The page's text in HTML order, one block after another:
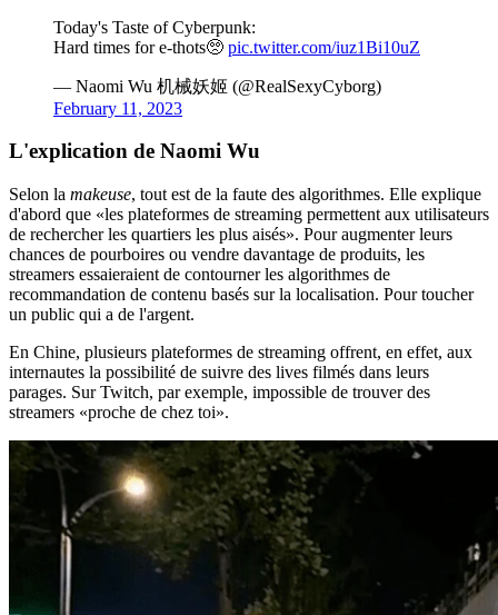
Today's Taste of Cyberpunk:
Hard times for e-thots🥺 pic.twitter.com/iuz1Bi10uZ
— Naomi Wu 机械妖姬 (@RealSexyCyborg)
February 11, 2023
L'explication de Naomi Wu
Selon la makeuse, tout est de la faute des algorithmes. Elle explique
d'abord que «les plateformes de streaming permettent aux utilisateurs
de rechercher les quartiers les plus aisés». Pour augmenter leurs
chances de pourboires ou vendre davantage de produits, les
streamers essaieraient de contourner les algorithmes de
recommandation de contenu basés sur la localisation. Pour toucher
un public qui a de l'argent.
En Chine, plusieurs plateformes de streaming offrent, en effet, aux
internautes la possibilité de suivre des lives filmés dans leurs
parages. Sur Twitch, par exemple, impossible de trouver des
streamers «proche de chez toi».